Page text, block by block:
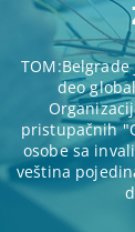
deo
pristupačnih
osobe sa
veština